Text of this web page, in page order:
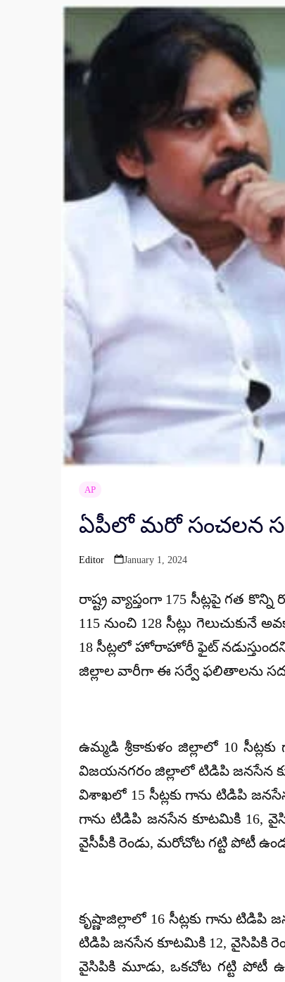
AP
ఏపీలో మరో సంచలన
Posted
Editor January 1, 2024
రాష్ట్ర వ్యాప్తంగా 175 సీట్లపై గత
115 నుంచి 128 సీట్లు గెలుచుకునే
18 సీట్లలో హోరాహోరీ ఫైట్
జిల్లాల వారీగా ఈ సర్వే ఫలితాలను
ఉమ్మడి శ్రీకాకుళం జిల్లాలో 10
విజయనగరం జిల్లాలో టిడిపి జనసేన
విశాఖలో 15 సీట్లకు గాను టిడిపి
గాను టిడిపి జనసేన కూటమికి 16,
వైసీపీకి రెండు, మరోచోట గట్టి పోటీ
కృష్ణాజిల్లాలో 16 సీట్లకు గాను టిడిపి
టిడిపి జనసేన కూటమికి 12, వైసిపికి
వైసిపికి మూడు, ఒకచోట గట్టి పోటీ